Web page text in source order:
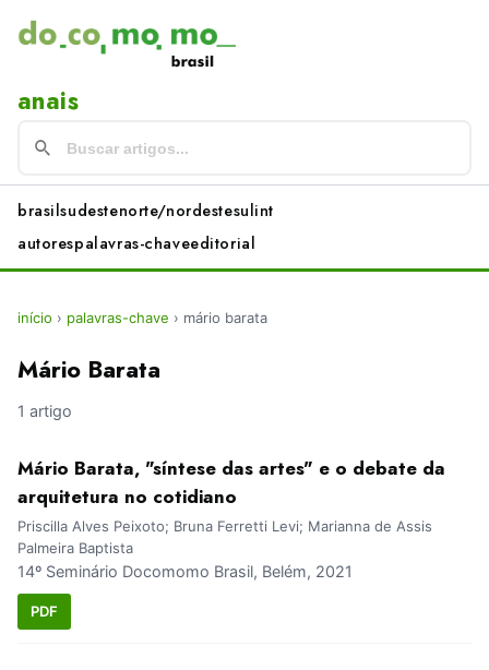
anais
brasilsudestenorte/nordestesulint
autorespalavras-chaveeditorial
início › palavras-chave › mário barata
Mário Barata
1 artigo
Mário Barata, "síntese das artes" e o debate da
arquitetura no cotidiano
Priscilla Alves Peixoto; Bruna Ferretti Levi; Marianna de Assis
Palmeira Baptista
14º Seminário Docomomo Brasil, Belém, 2021
PDF